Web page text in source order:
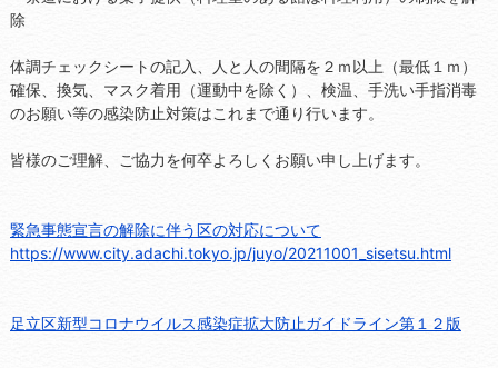
除
体調チェックシートの記入、人と人の間隔を２ｍ以上（最低１ｍ）
確保、換気、マスク着用（運動中を除く）、検温、手洗い手指消毒
のお願い等の感染防止対策はこれまで通り行います。
皆様のご理解、ご協力を何卒よろしくお願い申し上げます。
緊急事態宣言の解除に伴う区の対応について
https://www.city.adachi.tokyo.jp/juyo/20211001_sisetsu.html
足立区新型コロナウイルス感染症拡大防止ガイドライン第１２版